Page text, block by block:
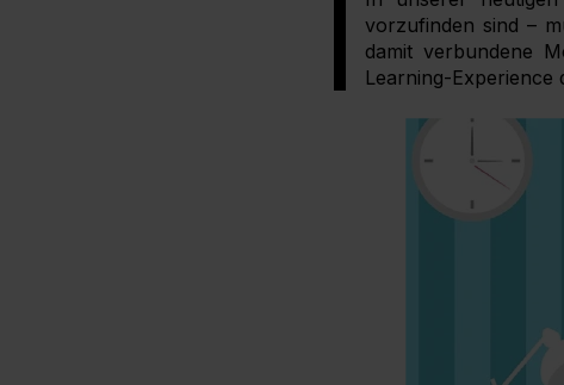
vorzufinden sind –
damit verbundene
Learning-Experience